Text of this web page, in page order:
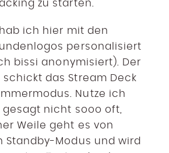
zu starten.
ich hier mit den
personalisiert
bissi anonymisiert). Der
schickt das Stream Deck
Nutze ich
nicht sooo oft,
Weile geht es von
Standby-Modus und wird